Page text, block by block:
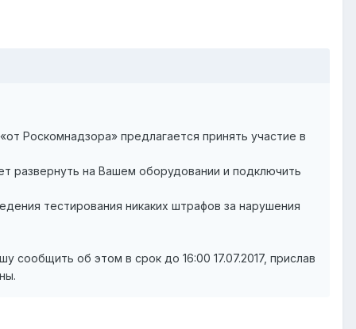
Роскомнадзора» предлагается принять участие в
развернуть на Вашем оборудовании и подключить
тестирования никаких штрафов за нарушения
сообщить об этом в срок до 16:00 17.07.2017, прислав